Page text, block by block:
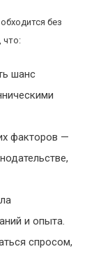
без
что:
шанс
факторов —
и опыта.
спросом,